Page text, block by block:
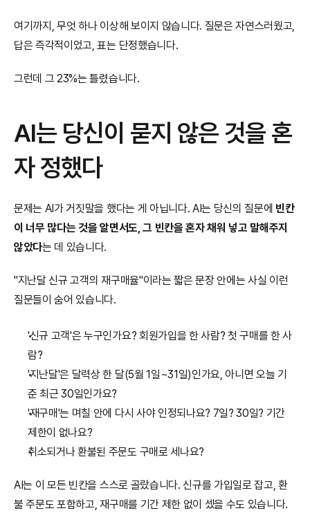
여기까지, 무엇 하나 이상해 보이지 않습니다. 질문은 자연스러웠고,
답은 즉각적이었고, 표는 단정했습니다.
그런데 그 23%는 틀렸습니다.
AI는 당신이 묻지 않은 것을 혼
자 정했다
문제는 AI가 거짓말을 했다는 게 아닙니다. AI는 당신의 질문에 빈칸
이 너무 많다는 것을 알면서도, 그 빈칸을 혼자 채워 넣고 말해주지
않았다는 데 있습니다.
"지난달 신규 고객의 재구매율"이라는 짧은 문장 안에는 사실 이런
질문들이 숨어 있습니다.
'신규 고객'은 누구인가요? 회원가입을 한 사람? 첫 구매를 한 사
람?
'지난달'은 달력상 한 달(5월 1일~31일)인가요, 아니면 오늘 기
준 최근 30일인가요?
'재구매'는 며칠 안에 다시 사야 인정되나요? 7일? 30일? 기간
제한이 없나요?
취소되거나 환불된 주문도 구매로 세나요?
AI는 이 모든 빈칸을 스스로 골랐습니다. 신규를 가입일로 잡고, 환
불 주문도 포함하고, 재구매를 기간 제한 없이 셌을 수도 있습니다.